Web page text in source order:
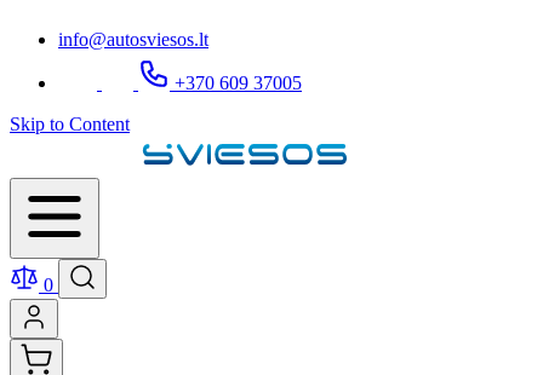
info@autosviesos.lt
+370 609 37005
Skip to Content
0